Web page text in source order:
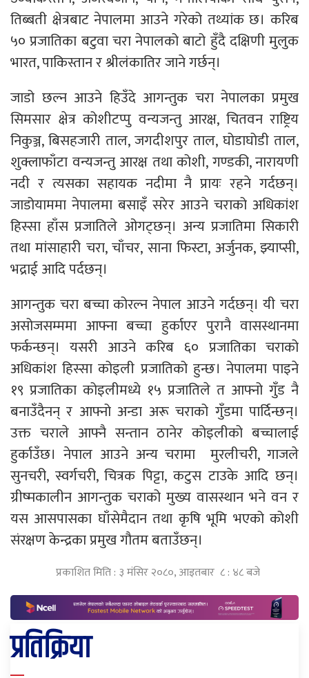
तिब्बती क्षेत्रबाट नेपालमा आउने गरेको तथ्यांक छ। करिब
५० प्रजातिका बटुवा चरा नेपालको बाटो हुँदै दक्षिणी मुलुक
भारत, पाकिस्तान र श्रीलंकातिर जाने गर्छन्।
जाडो छल्न आउने हिउँदे आगन्तुक चरा नेपालका प्रमुख
सिमसार क्षेत्र कोशीटप्पु वन्यजन्तु आरक्ष, चितवन राष्ट्रिय
निकुञ्ज, बिसहजारी ताल, जगदीशपुर ताल, घोडाघोडी ताल,
शुक्लाफाँटा वन्यजन्तु आरक्ष तथा कोशी, गण्डकी, नारायणी
नदी र त्यसका सहायक नदीमा नै प्रायः रहने गर्दछन्।
जाडोयाममा नेपालमा बसाइँ सरेर आउने चराको अधिकांश
हिस्सा हाँस प्रजातिले ओगट्छन्। अन्य प्रजातिमा सिकारी
तथा मांसाहारी चरा, चाँचर, साना फिस्टा, अर्जुनक, झ्याप्सी,
भद्राई आदि पर्दछन्।
आगन्तुक चरा बच्चा कोरल्न नेपाल आउने गर्दछन्। यी चरा
असोजसम्ममा आफ्ना बच्चा हुर्काएर पुरानै वासस्थानमा
फर्कन्छन्। यसरी आउने करिब ६० प्रजातिका चराको
अधिकांश हिस्सा कोइली प्रजातिको हुन्छ। नेपालमा पाइने
१९ प्रजातिका कोइलीमध्ये १५ प्रजातिले त आफ्नो गुँड नै
बनाउँदैनन् र आफ्नो अन्डा अरू चराको गुँडमा पार्दिन्छन्।
उक्त चराले आफ्नै सन्तान ठानेर कोइलीको बच्चालाई
हुर्काउँछ। नेपाल आउने अन्य चरामा मुरलीचरी, गाजले
सुनचरी, स्वर्गचरी, चित्रक पिट्टा, कटुस टाउके आदि छन्।
ग्रीष्मकालीन आगन्तुक चराको मुख्य वासस्थान भने वन र
यस आसपासका घाँसेमैदान तथा कृषि भूमि भएको कोशी
संरक्षण केन्द्रका प्रमुख गौतम बताउँछन्।
प्रकाशित मिति : ३ मंसिर २०८०, आइतबार ८ : ४८ बजे
प्रतिक्रिया